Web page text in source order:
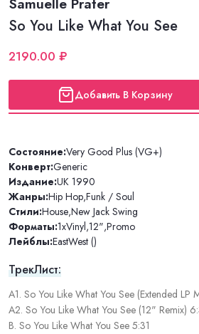
So You Like What You See
2190.00 ₽
Добавить В Корзину
Состояние:Very Good Plus (VG+)
Конверт:Generic
Издание:UK 1990
Жанры:Hip Hop,Funk / Soul
Стили:House,New Jack Swing
Форматы:1xVinyl,12",Promo
Лейблы:EastWest ()
ТрекЛист:
A1. So You Like What You See (Extended LP
A2. So You Like What You See (12" Remix)
B. So You Like What You See 5:31